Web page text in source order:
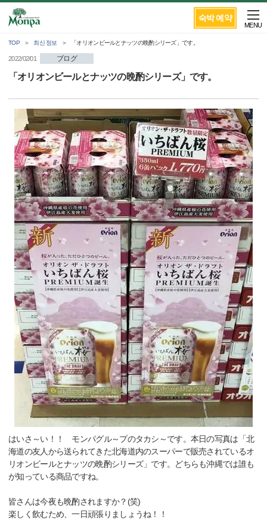
숙박 예약
MENU
TOP 최신 정보 「オリオンビールとナッツの晩酌シリーズ」です。
2022/02/01 ブログ
「オリオンビールとナッツの晩酌シリーズ」です。
はいさ～い！！ モンパグル～プのタカシ～です。本日の写真は「北
海道の友人から送られてきた北海道内のスーパーで販売されているオ
リオンビールとナッツの晩酌シリーズ」です。どちらも沖縄では誰も
が知っている商品ですね。
皆さんは今夜も晩酌されますか？(笑)
楽しく飲むため、一日頑張りましょうね！！